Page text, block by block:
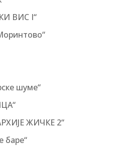
ВИС I“
шуме“
ЖИЧКЕ 2“
баре“